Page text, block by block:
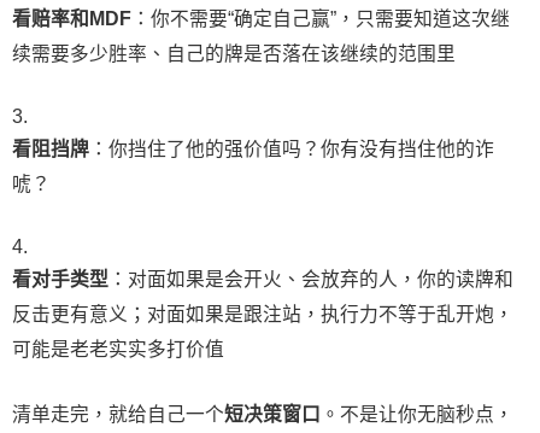
看赔率和MDF ：你不需要“确定自己赢”，只需要知道这次继
续需要多少胜率、自己的牌是否落在该继续的范围里
看阻挡牌 ：你挡住了他的强价值吗？你有没有挡住他的诈
唬？
看对手类型 ：对面如果是会开火、会放弃的人，你的读牌和
反击更有意义；对面如果是跟注站，执行力不等于乱开炮，
可能是老老实实多打价值
清单走完，就给自己一个短决策窗口 。不是让你无脑秒点，